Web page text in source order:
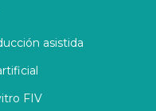
asistida
FIV